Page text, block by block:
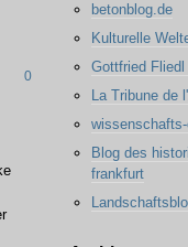
0
betonblog.de
Kulturelle
Gottfried
La Tribune de
Blog des
frankfurt